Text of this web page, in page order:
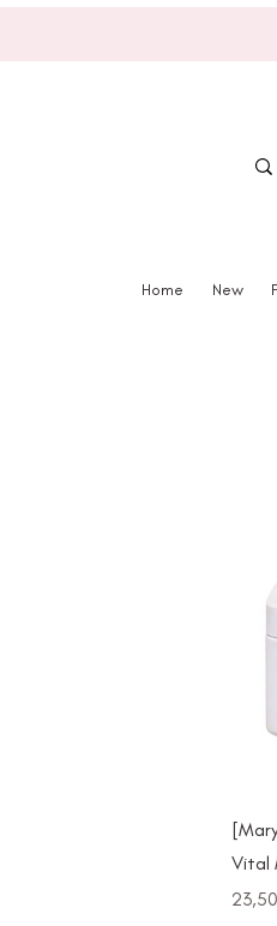
Home New
Vital